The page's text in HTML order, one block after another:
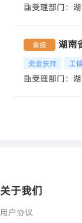
受理部门：
省级 湖南
资金扶持 工
受理部门：
关于我们
用户协议